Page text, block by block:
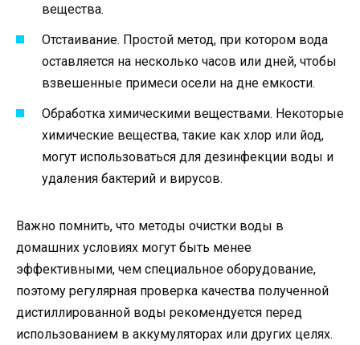
вещества.
Отстаивание. Простой метод, при котором вода
оставляется на несколько часов или дней, чтобы
взвешенные примеси осели на дне емкости.
Обработка химическими веществами. Некоторые
химические вещества, такие как хлор или йод,
могут использоваться для дезинфекции воды и
удаления бактерий и вирусов.
Важно помнить, что методы очистки воды в
домашних условиях могут быть менее
эффективными, чем специальное оборудование,
поэтому регулярная проверка качества полученной
дистиллированной воды рекомендуется перед
использованием в аккумуляторах или других целях.